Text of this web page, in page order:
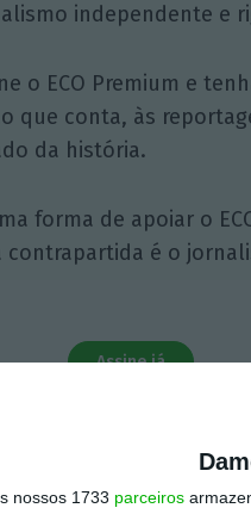
nossos 1733 parceiros
independente e
o ECO Premium e
que conta, às
da história.
forma de apoiar o
contrapartida é o
Assine já